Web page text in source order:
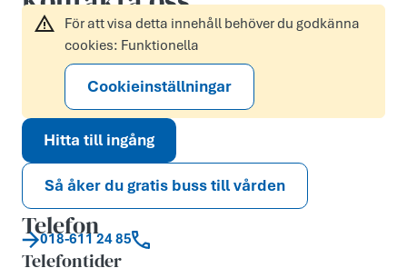
För att visa detta innehåll behöver du godkänna
cookies: Funktionella
Cookieinställningar
Hitta till ingång
Så åker du gratis buss till vården
Telefon
018-611 24 85
Telefontider